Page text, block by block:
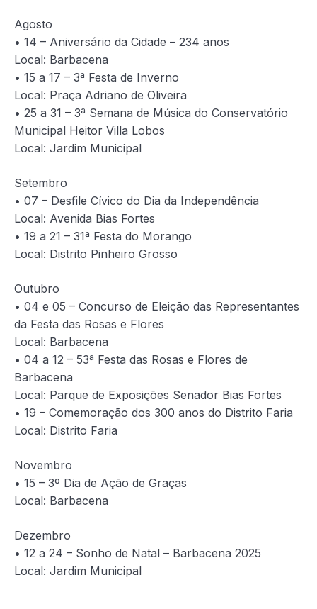
Agosto
• 14 – Aniversário da Cidade – 234 anos
Local: Barbacena
• 15 a 17 – 3ª Festa de Inverno
Local: Praça Adriano de Oliveira
• 25 a 31 – 3ª Semana de Música do Conservatório
Municipal Heitor Villa Lobos
Local: Jardim Municipal
Setembro
• 07 – Desfile Cívico do Dia da Independência
Local: Avenida Bias Fortes
• 19 a 21 – 31ª Festa do Morango
Local: Distrito Pinheiro Grosso
Outubro
• 04 e 05 – Concurso de Eleição das Representantes
da Festa das Rosas e Flores
Local: Barbacena
• 04 a 12 – 53ª Festa das Rosas e Flores de
Barbacena
Local: Parque de Exposições Senador Bias Fortes
• 19 – Comemoração dos 300 anos do Distrito Faria
Local: Distrito Faria
Novembro
• 15 – 3º Dia de Ação de Graças
Local: Barbacena
Dezembro
• 12 a 24 – Sonho de Natal – Barbacena 2025
Local: Jardim Municipal